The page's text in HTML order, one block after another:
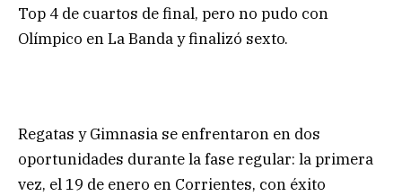
Top 4 de cuartos de final, pero no pudo con
Olímpico en La Banda y finalizó sexto.
Regatas y Gimnasia se enfrentaron en dos
oportunidades durante la fase regular: la primera
vez, el 19 de enero en Corrientes, con éxito